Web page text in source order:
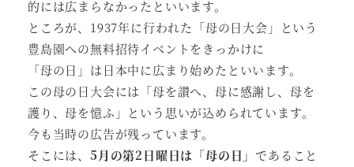
的には広まらなかったといいます。
ところが、1937年に行われた「母の日大会」という
豊島園への無料招待イベントをきっかけに
「母の日」は日本中に広まり始めたといいます。
この母の日大会には「母を讃へ、母に感謝し、母を
護り、母を憶ふ」という思いが込められています。
今も当時の広告が残っています。
そこには、 5月の第2日曜日は「母の日」であること